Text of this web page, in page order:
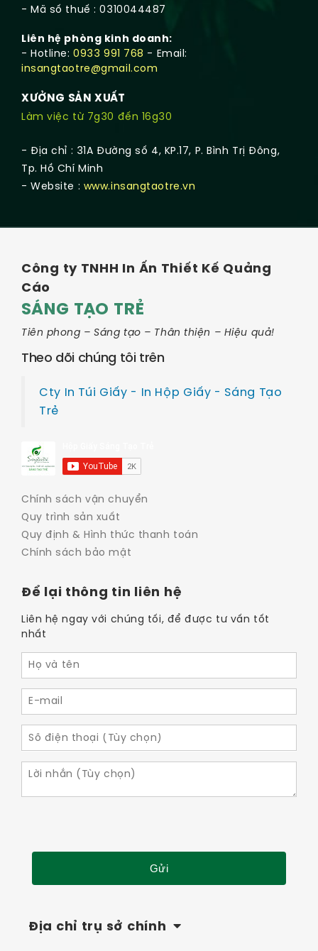
- Mã số thuế : 0310044487
Liên hệ phòng kinh doanh:
- Hotline:0933 991 768 - Email:
insangtaotre@gmail.com
XƯỞNG SẢN XUẤT
Làm việc từ 7g30 đến 16g30
- Địa chỉ : 31A Đường số 4, KP.17, P. Bình Trị Đông,
Tp. Hồ Chí Minh
- Website : www.insangtaotre.vn
Công ty TNHH In Ấn Thiết Kế Quảng
Cáo
SÁNG TẠO TRẺ
Tiên phong – Sáng tạo – Thân thiện – Hiệu quả!
Theo dõi chúng tôi trên
Cty In Túi Giấy - In Hộp Giấy - Sáng Tạo
Trẻ
Chính sách vận chuyển
Quy trình sản xuất
Quy định & Hình thức thanh toán
Chính sách bảo mật
Để lại thông tin liên hệ
Liên hệ ngay với chúng tối, để được tư vấn tốt
nhất
Địa chỉ trụ sở chính